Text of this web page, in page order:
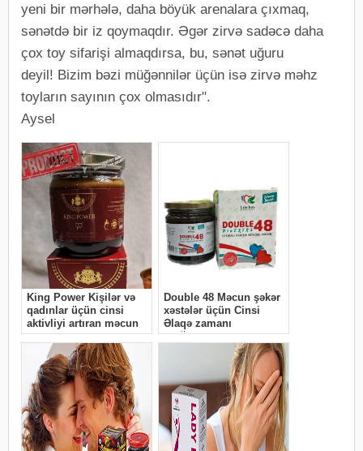
yeni bir mərhələ, daha böyük arenalara çıxmaq,
sənətdə bir iz qoymaqdır. Əgər zirvə sadəcə daha
çox toy sifarişi almaqdırsa, bu, sənət uğuru
deyil! Bizim bəzi müğənnilər üçün isə zirvə məhz
toyların sayının çox olmasıdır".
Aysel